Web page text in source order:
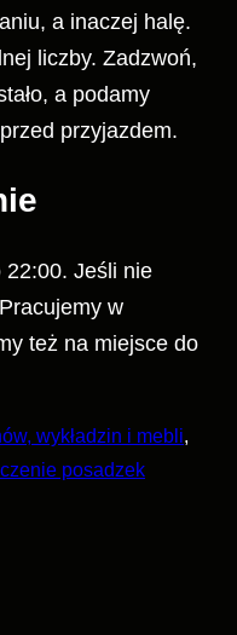
a inaczej halę.
liczby. Zadzwoń,
a podamy
przyjazdem.
22:00. Jeśli nie
w
też na miejsce do
wykładzin i mebli,
posadzek